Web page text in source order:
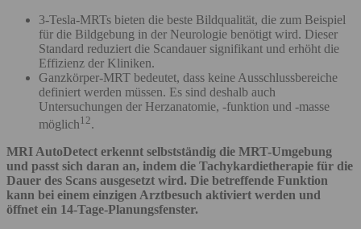
3-Tesla-MRTs bieten die beste Bildqualität, die zum Beispiel
für die Bildgebung in der Neurologie benötigt wird. Dieser
Standard reduziert die Scandauer signifikant und erhöht die
Effizienz der Kliniken.
Ganzkörper-MRT bedeutet, dass keine Ausschlussbereiche
definiert werden müssen. Es sind deshalb auch
Untersuchungen der Herzanatomie, -funktion und -masse
möglich12.
MRI AutoDetect erkennt selbstständig die MRT-Umgebung
und passt sich daran an, indem die Tachykardietherapie für die
Dauer des Scans ausgesetzt wird. Die betreffende Funktion
kann bei einem einzigen Arztbesuch aktiviert werden und
öffnet ein 14-Tage-Planungsfenster.